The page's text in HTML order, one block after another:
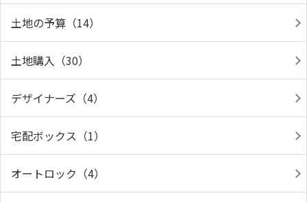
土地の予算（14）
土地購入（30）
デザイナーズ（4）
宅配ボックス（1）
オートロック（4）